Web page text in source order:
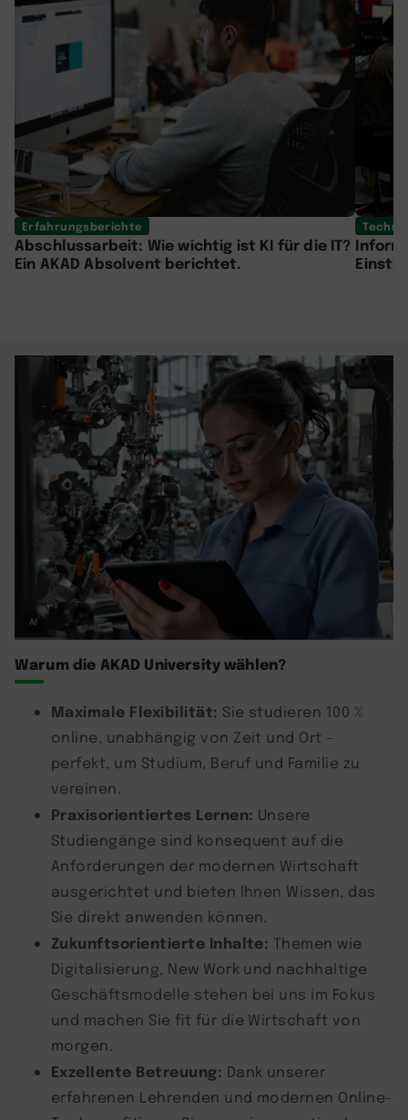
Erfahrungsberichte
Abschlussarbeit: Wie wichtig ist KI für die IT?
Ein AKAD Absolvent berichtet.
AI
Warum die AKAD University wählen?
Maximale Flexibilität: Sie studieren 100 %
online, unabhängig von Zeit und Ort –
perfekt, um Studium, Beruf und Familie zu
vereinen.
Praxisorientiertes Lernen: Unsere
Studiengänge sind konsequent auf die
Anforderungen der modernen Wirtschaft
ausgerichtet und bieten Ihnen Wissen, das
Sie direkt anwenden können.
Zukunftsorientierte Inhalte: Themen wie
Digitalisierung, New Work und nachhaltige
Geschäftsmodelle stehen bei uns im Fokus
und machen Sie fit für die Wirtschaft von
morgen.
Exzellente Betreuung: Dank unserer
erfahrenen Lehrenden und modernen Online-